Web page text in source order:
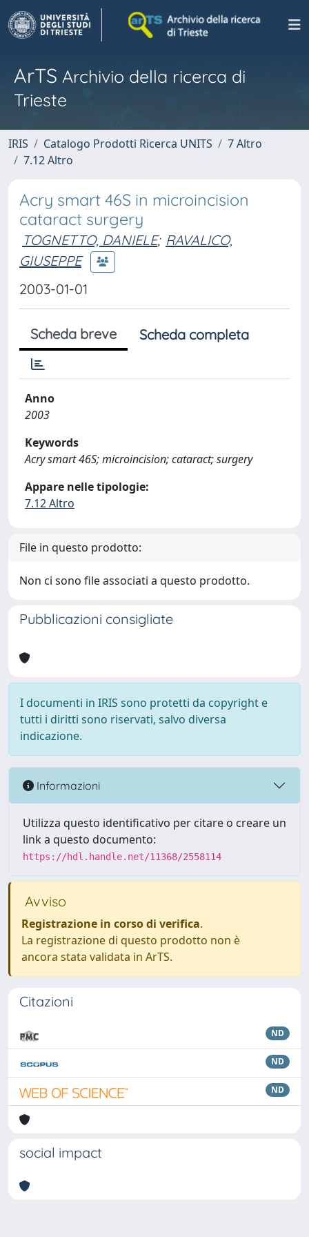
ArTS Archivio della ricerca di
Trieste
IRIS Catalogo Prodotti Ricerca UNITS
7 Altro
7.12 Altro
Acry smart 46S in microincision
cataract surgery
TOGNETTO, DANIELE; RAVALICO,
GIUSEPPE
2003-01-01
Scheda breve Scheda completa
Anno
2003
Keywords
Acry smart 46S; microincision; cataract; surgery
Appare nelle tipologie:
7.12 Altro
File in questo prodotto:
Non ci sono file associati a questo prodotto.
Pubblicazioni consigliate
I documenti in IRIS sono protetti da copyright e
tutti i diritti sono riservati, salvo diversa
indicazione.
Informazioni
Utilizza questo identificativo per citare o creare un
link a questo documento:
https://hdl.handle.net/11368/2558114
Avviso
Registrazione in corso di verifica.
La registrazione di questo prodotto non è
ancora stata validata in ArTS.
Citazioni
ND
ND
ND
social impact